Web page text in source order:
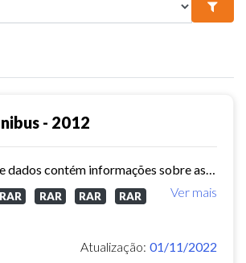
- 2012
Ver mais
RAR RAR RAR
RAR
Atualização: 01/11/2022